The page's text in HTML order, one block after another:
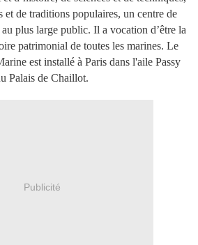
et de traditions populaires, un centre de
plus large public. Il a vocation d’être la
patrimonial de toutes les marines. ​Le
est installé à Paris dans l'aile Passy
Palais de Chaillot.
Publicité